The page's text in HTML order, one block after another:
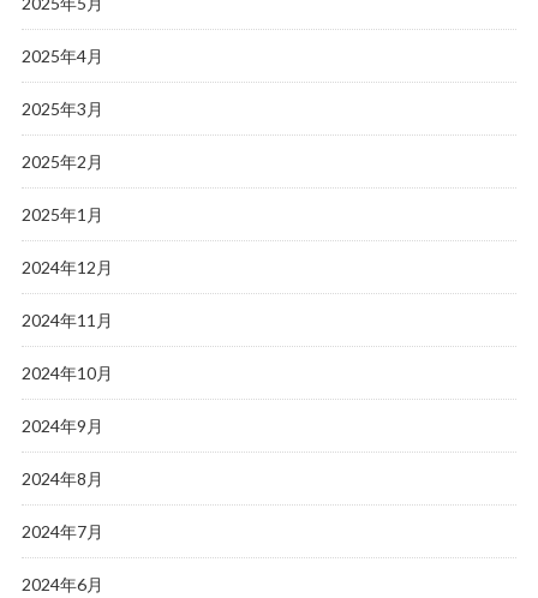
2025年4月
2025年3月
2025年2月
2025年1月
2024年12月
2024年11月
2024年10月
2024年9月
2024年8月
2024年7月
2024年6月